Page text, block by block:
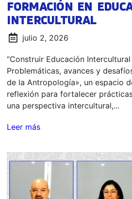
FORMACIÓN EN
INTERCULTURAL
julio 2, 2026
“Construir Educación
Problemáticas, avances y
de la Antropología», un espacio
reflexión para fortalecer
una perspectiva intercultural,...
Leer más